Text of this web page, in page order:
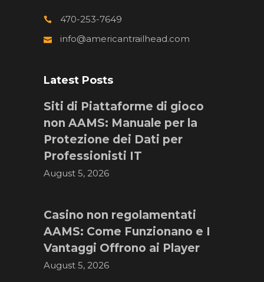
470-253-7649
info@americantrailhead.com
Latest Posts
Siti di Piattaforme di gioco
non AAMS: Manuale per la
Protezione dei Dati per
Professionisti IT
August 5, 2026
Casino non regolamentati
AAMS: Come Funzionano e I
Vantaggi Offrono ai Player
August 5, 2026